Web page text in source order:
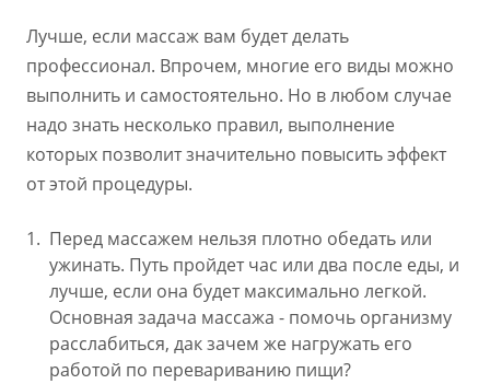
Лучше, если массаж вам будет делать
профессионал. Впрочем, многие его виды можно
выполнить и самостоятельно. Но в любом случае
надо знать несколько правил, выполнение
которых позволит значительно повысить эффект
от этой процедуры.
Перед массажем нельзя плотно обедать или
ужинать. Путь пройдет час или два после еды, и
лучше, если она будет максимально легкой.
Основная задача массажа - помочь организму
расслабиться, дак зачем же нагружать его
работой по перевариванию пищи?